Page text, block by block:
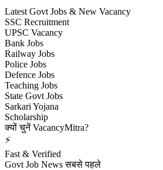
Latest Govt Jobs & New Vacancy
SSC Recruitment
UPSC Vacancy
Bank Jobs
Railway Jobs
Police Jobs
Defence Jobs
Teaching Jobs
State Govt Jobs
Sarkari Yojana
Scholarship
क्यों चुनें VacancyMitra?
⚡
Fast & Verified
Govt Job News सबसे पहले